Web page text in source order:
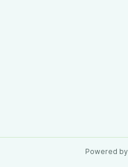
Powered by